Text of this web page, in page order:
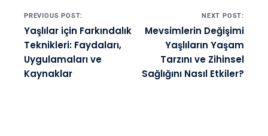
Post navigation
PREVIOUS POST:
Yaşlılar için Farkındalık
Teknikleri: Faydaları,
Uygulamaları ve
Kaynaklar
NEXT POST:
Mevsimlerin Değişimi
Yaşlıların Yaşam
Tarzını ve Zihinsel
Sağlığını Nasıl Etkiler?